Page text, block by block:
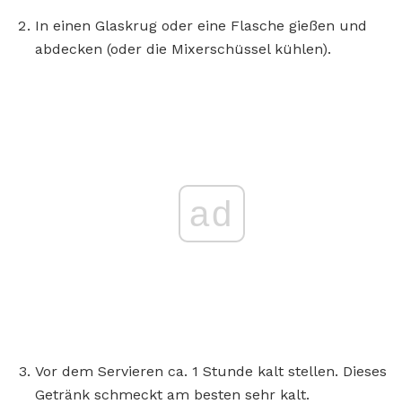
In einen Glaskrug oder eine Flasche gießen und
abdecken (oder die Mixerschüssel kühlen).
ad
Vor dem Servieren ca. 1 Stunde kalt stellen. Dieses
Getränk schmeckt am besten sehr kalt.